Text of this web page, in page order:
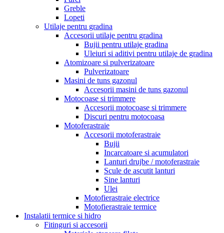
Greble
Lopeti
Utilaje pentru gradina
Accesorii utilaje pentru gradina
Bujii pentru utilaje gradina
Uleiuri si aditivi pentru utilaje de gradina
Atomizoare si pulverizatoare
Pulverizatoare
Masini de tuns gazonul
Accesorii masini de tuns gazonul
Motocoase si trimmere
Accesorii motocoase si trimmere
Discuri pentru motocoasa
Motoferastraie
Accesorii motoferastraie
Bujii
Incarcatoare si acumulatori
Lanturi drujbe / motoferastraie
Scule de ascutit lanturi
Sine lanturi
Ulei
Motofierastraie electrice
Motofierastraie termice
Instalatii termice si hidro
Fitinguri si accesorii